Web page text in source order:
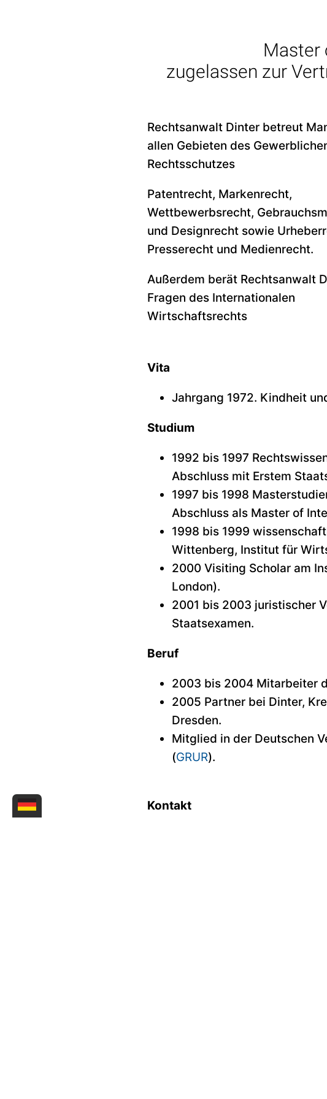
Master
zugelassen zur
Rechtsanwalt Dinter betreut
allen Gebieten des
Rechtsschutzes
Patentrecht, Markenrecht,
Wettbewerbsrecht,
und Designrecht sowie
Presserecht und Medienrecht.
Außerdem berät Rechtsanwalt
Fragen des Internationalen
Wirtschaftsrechts
Vita
Jahrgang 1972. Kindheit
Studium
1992 bis 1997
Abschluss mit Erstem
1997 bis 1998
Abschluss als Master of
1998 bis 1999
Wittenberg, Institut für
2000 Visiting Scholar am
London).
2001 bis 2003 juristischer
Staatsexamen.
Beruf
2003 bis 2004 Mitarbeiter
2005 Partner bei Dinter,
Dresden.
Mitglied in der Deutschen
(GRUR).
Kontakt